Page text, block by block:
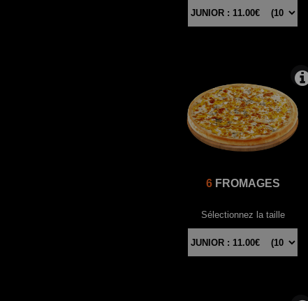
6FROMAGES
Sélectionnez la taille